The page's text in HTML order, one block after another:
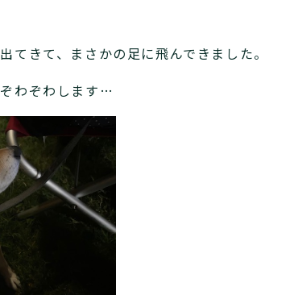
てきて、まさかの足に飛んできました。
わぞわします…